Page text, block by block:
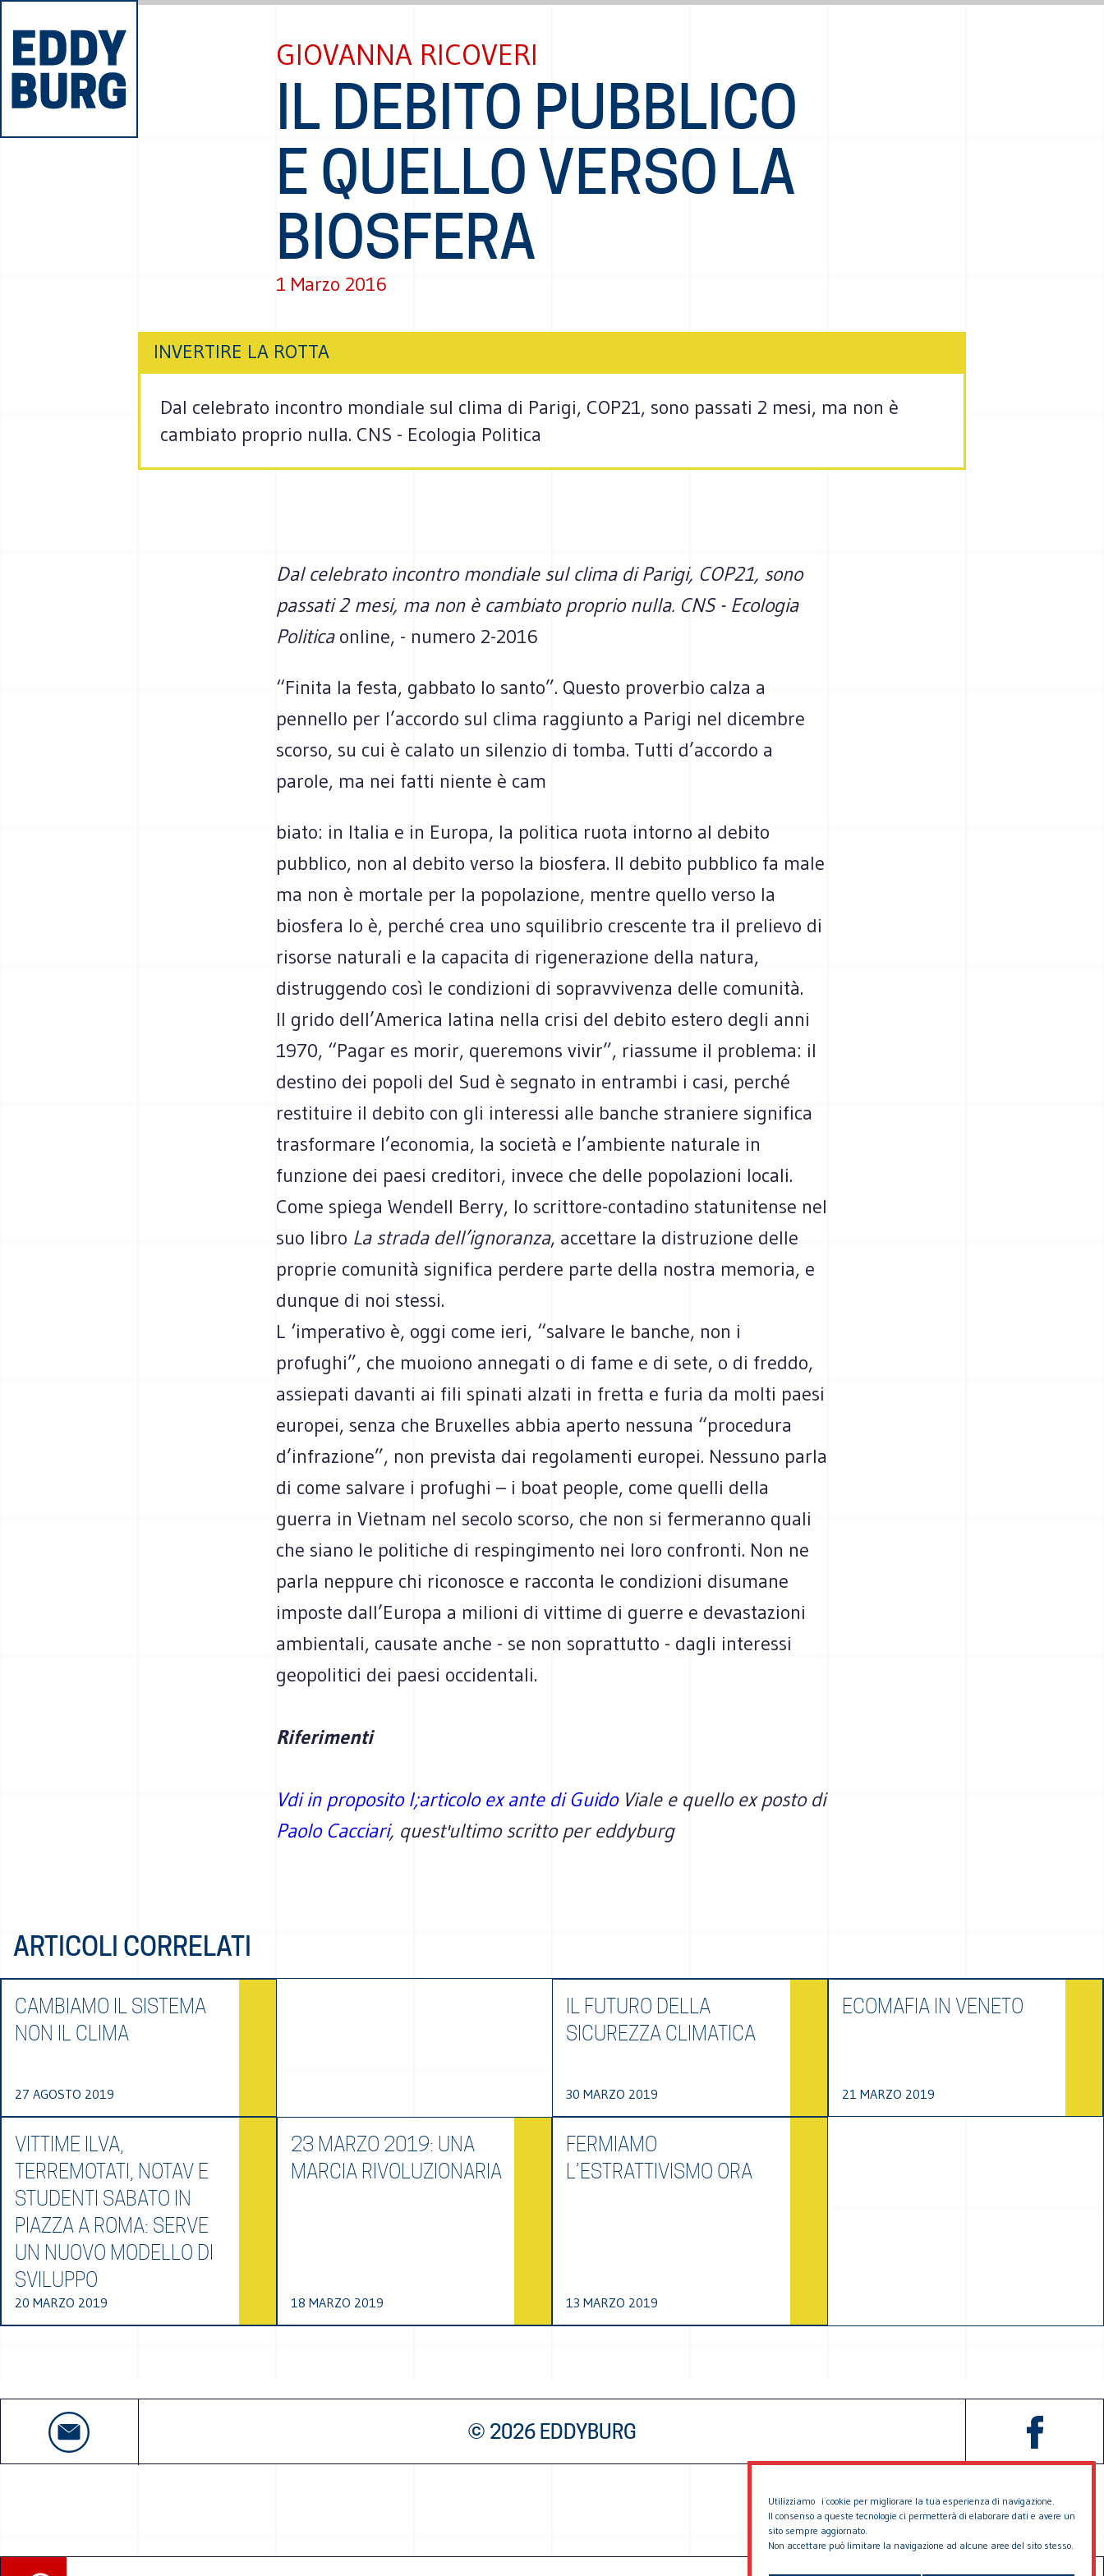
Utilizziamo i cookie per migliorare la tua esperienza di navigazione.
Il consenso a queste tecnologie ci permetterà di elaborare dati e avere un
sito sempre aggiornato.
Non accettare può limitare la navigazione ad alcune aree del sito stesso.
GIOVANNA RICOVERI
IL DEBITO PUBBLICO
E QUELLO VERSO LA
BIOSFERA
1 Marzo 2016
INVERTIRE LA ROTTA
Dal celebrato incontro mondiale sul clima di Parigi, COP21, sono passati 2 mesi, ma non è
cambiato proprio nulla. CNS - Ecologia Politica
Dal celebrato incontro mondiale sul clima di Parigi, COP21, sono
passati 2 mesi, ma non è cambiato proprio nulla. CNS - Ecologia
Politicaonline, - numero 2-2016
“Finita la festa, gabbato lo santo”. Questo proverbio calza a
pennello per l’accordo sul clima raggiunto a Parigi nel dicembre
scorso, su cui è calato un silenzio di tomba. Tutti d’accordo a
parole, ma nei fatti niente è cam
biato: in Italia e in Europa, la politica ruota intorno al debito
pubblico, non al debito verso la biosfera. Il debito pubblico fa male
ma non è mortale per la popolazione, mentre quello verso la
biosfera lo è, perché crea uno squilibrio crescente tra il prelievo di
risorse naturali e la capacita di rigenerazione della natura,
distruggendo così le condizioni di sopravvivenza delle comunità.
Il grido dell’America latina nella crisi del debito estero degli anni
1970, “Pagar es morir, queremons vivir”, riassume il problema: il
destino dei popoli del Sud è segnato in entrambi i casi, perché
restituire il debito con gli interessi alle banche straniere significa
trasformare l’economia, la società e l’ambiente naturale in
funzione dei paesi creditori, invece che delle popolazioni locali.
Come spiega Wendell Berry, lo scrittore-contadino statunitense nel
suo libro La strada dell’ignoranza, accettare la distruzione delle
proprie comunità significa perdere parte della nostra memoria, e
dunque di noi stessi.
L ‘imperativo è, oggi come ieri, “salvare le banche, non i
profughi”, che muoiono annegati o di fame e di sete, o di freddo,
assiepati davanti ai fili spinati alzati in fretta e furia da molti paesi
europei, senza che Bruxelles abbia aperto nessuna “procedura
d’infrazione”, non prevista dai regolamenti europei. Nessuno parla
di come salvare i profughi – i boat people, come quelli della
guerra in Vietnam nel secolo scorso, che non si fermeranno quali
che siano le politiche di respingimento nei loro confronti. Non ne
parla neppure chi riconosce e racconta le condizioni disumane
imposte dall’Europa a milioni di vittime di guerre e devastazioni
ambientali, causate anche - se non soprattutto - dagli interessi
geopolitici dei paesi occidentali.
Riferimenti
Vdi in proposito l;articolo ex ante di GuidoViale e quello ex posto di
Paolo Cacciari, quest'ultimo scritto per eddyburg
ARTICOLI CORRELATI
CAMBIAMO IL SISTEMA
NON IL CLIMA
27 AGOSTO 2019
IL FUTURO DELLA
SICUREZZA CLIMATICA
30 MARZO 2019
ECOMAFIA IN VENETO
21 MARZO 2019
VITTIME ILVA,
TERREMOTATI, NOTAV E
STUDENTI SABATO IN
PIAZZA A ROMA: SERVE
UN NUOVO MODELLO DI
SVILUPPO
20 MARZO 2019
23 MARZO 2019: UNA
MARCIA RIVOLUZIONARIA
18 MARZO 2019
FERMIAMO
L’ESTRATTIVISMO ORA
13 MARZO 2019
© 2026 EDDYBURG